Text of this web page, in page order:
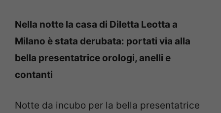
Nella notte la casa di Diletta Leotta a
Milano è stata derubata: portati via alla
bella presentatrice orologi, anelli e
contanti
Notte da incubo per la bella presentatrice